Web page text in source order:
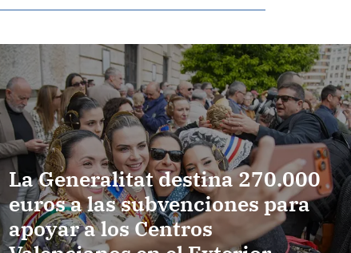
La Generalitat destina 270.000
euros a las subvenciones para
apoyar a los Centros